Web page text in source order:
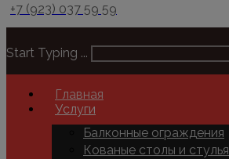
+7 (923) 037 59 59
Start Typing ...
Главная
Услуги
Балконные ограждения
Кованые столы и стулья